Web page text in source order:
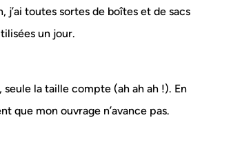
j’ai toutes sortes de boîtes et de sacs
un jour.
la taille compte (ah ah ah !). En
que mon ouvrage n’avance pas.